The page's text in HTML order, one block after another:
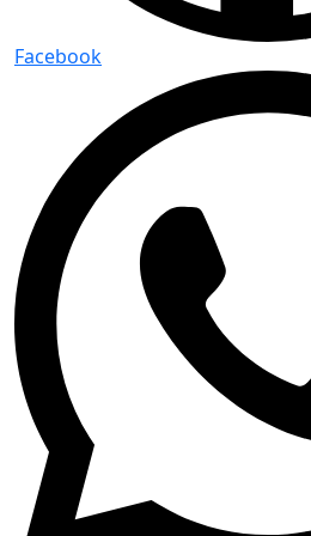
Facebook